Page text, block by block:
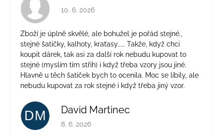
Hodnocení obchodu je 4 z 5 hvězdiček.
10. 6. 2026
Zboží je úplně skvělé, ale bohužel je pořád stejné.,
stejné šatičky, kalhoty, kraťasy..... Takže, když chci
koupit dárek, tak asi za další rok nebudu kupovat to
stejné (myslím tím střih) i když třeba vzory jsou jiné.
Hlavně u těch šatiček bych to ocenila. Moc se líbily, ale
nebudu kupovat za rok stejné i když třeba jiný vzor.
DM David Martinec
Hodnocení obchodu je 5 z 5 hvězdiček.
8. 6. 2026